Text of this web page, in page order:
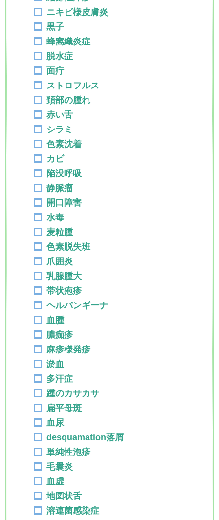
ニキビ様皮膚炎
黒子
蜂窩織炎症
脱水症
面疔
ストロフルス
頚部の腫れ
赤い舌
シラミ
色素沈着
カビ
陥没呼吸
静脈瘤
開口障害
水毒
麦粒腫
色素脱失班
爪囲炎
乳腺腫大
帯状疱疹
ヘルパンギーナ
血腫
膿痂疹
麻疹様発疹
淤血
多汗症
踵のカサカサ
扁平母斑
血尿
desquamation落屑
単純性泡疹
毛曩炎
血虚
地図状舌
溶連菌感染症